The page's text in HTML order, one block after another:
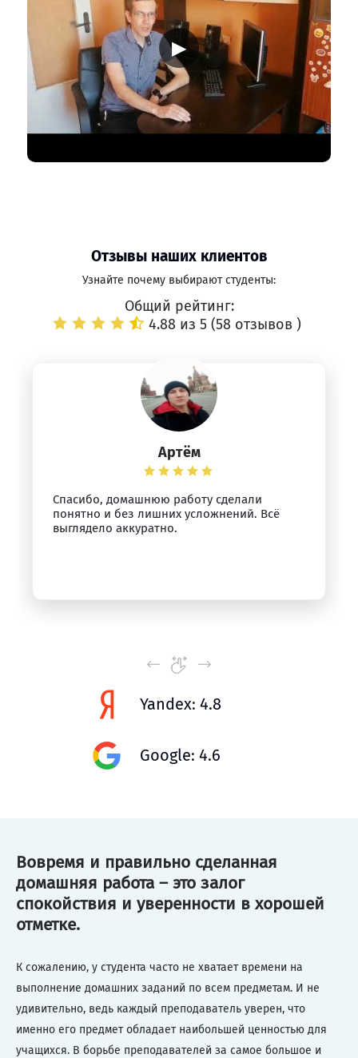
▶
Отзывы наших клиентов
Узнайте почему выбирают студенты:
Общий рейтинг:
4.88 из 5 (58 отзывов )
Артём
Спасибо, домашнюю работу сделали
понятно и без лишних усложнений. Всё
выглядело аккуратно.
Yandex: 4.8
Google: 4.6
Вовремя и правильно сделанная
домашняя работа – это залог
спокойствия и уверенности в хорошей
отметке.
К сожалению, у студента часто не хватает времени на
выполнение домашних заданий по всем предметам. И не
удивительно, ведь каждый преподаватель уверен, что
именно его предмет обладает наибольшей ценностью для
учащихся. В борьбе преподавателей за самое большое и